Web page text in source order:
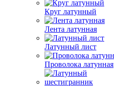
Круг латунный
Лента латунная
Латунный лист
Проволока латунная